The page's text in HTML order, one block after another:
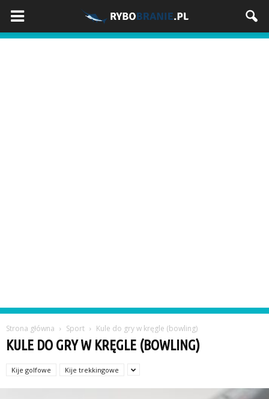
Strona główna Sport Kule do gry w kręgle (bowling)
KULE DO GRY W KRĘGLE (BOWLING)
Kije golfowe Kije trekkingowe